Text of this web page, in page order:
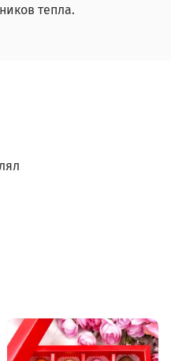
тепла.